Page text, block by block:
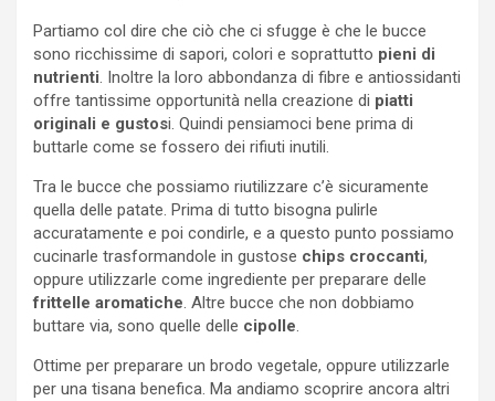
Partiamo col dire che ciò che ci sfugge è che le bucce
sono ricchissime di sapori, colori e soprattutto pieni di
nutrienti. Inoltre la loro abbondanza di fibre e antiossidanti
offre tantissime opportunità nella creazione di piatti
originali e gustosi. Quindi pensiamoci bene prima di
buttarle come se fossero dei rifiuti inutili.
Tra le bucce che possiamo riutilizzare c’è sicuramente
quella delle patate. Prima di tutto bisogna pulirle
accuratamente e poi condirle, e a questo punto possiamo
cucinarle trasformandole in gustose chips croccanti,
oppure utilizzarle come ingrediente per preparare delle
frittelle aromatiche. Altre bucce che non dobbiamo
buttare via, sono quelle delle cipolle.
Ottime per preparare un brodo vegetale, oppure utilizzarle
per una tisana benefica. Ma andiamo scoprire ancora altri